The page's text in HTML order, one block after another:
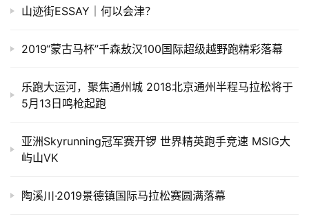
山迹街ESSAY｜何以会津？
2019“蒙古马杯”千森敖汉100国际超级越野跑精彩落幕
乐跑大运河，聚焦通州城 2018北京通州半程马拉松将于
5月13日鸣枪起跑
亚洲Skyrunning冠军赛开锣 世界精英跑手竞速 MSIG大
屿山VK
陶溪川·2019景德镇国际马拉松赛圆满落幕